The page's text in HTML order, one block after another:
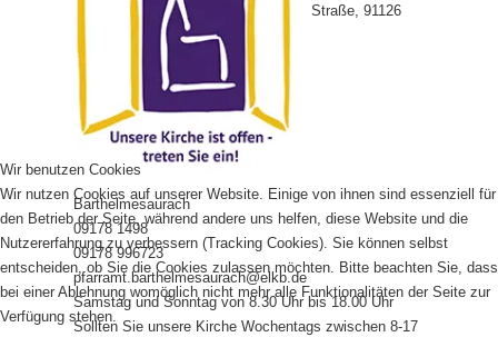
Straße, 91126
Barthelmesaurach
09178 1498
09178 996723
pfarramt.barthelmesaurach@elkb.de
Samstag und Sonntag von 8.30 Uhr bis 18.00 Uhr
Sollten Sie unsere Kirche Wochentags zwischen 8-17
Wir benutzen Cookies
Wir nutzen Cookies auf unserer Website. Einige von ihnen sind essenziell für
den Betrieb der Seite, während andere uns helfen, diese Website und die
Nutzererfahrung zu verbessern (Tracking Cookies). Sie können selbst
entscheiden, ob Sie die Cookies zulassen möchten. Bitte beachten Sie, dass
bei einer Ablehnung womöglich nicht mehr alle Funktionalitäten der Seite zur
Verfügung stehen.